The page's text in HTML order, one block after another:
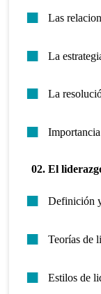
Las
La
La
02. El
Definición
Teorías de
Estilos de